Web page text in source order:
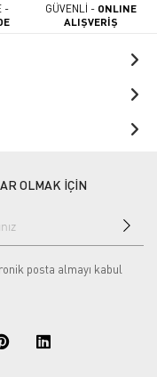
- GÜVENLİ - ONLINE
ALIŞVERİŞ
OLMAK İÇİN
posta almayı kabul